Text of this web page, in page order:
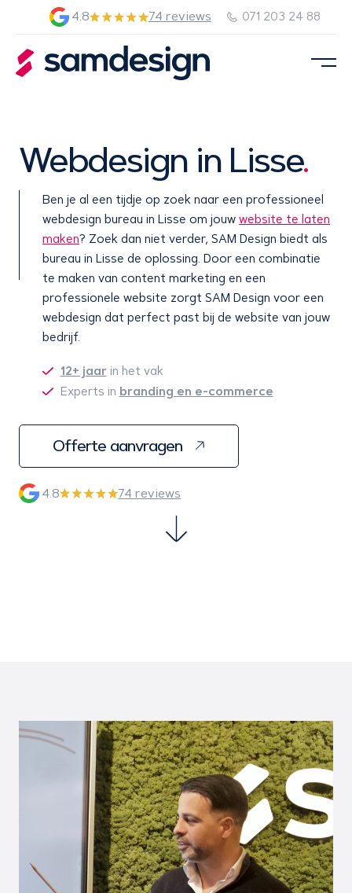
4.8 74 reviews 071 203 24 88
Webdesign in Lisse.
Ben je al een tijdje op zoek naar een professioneel
webdesign bureau in Lisse om jouw website te laten
maken? Zoek dan niet verder, SAM Design biedt als
bureau in Lisse de oplossing. Door een combinatie
te maken van content marketing en een
professionele website zorgt SAM Design voor een
webdesign dat perfect past bij de website van jouw
bedrijf.
12+ jaarin het vak
Experts in branding en e-commerce
Offerte aanvragen
4.8 74 reviews